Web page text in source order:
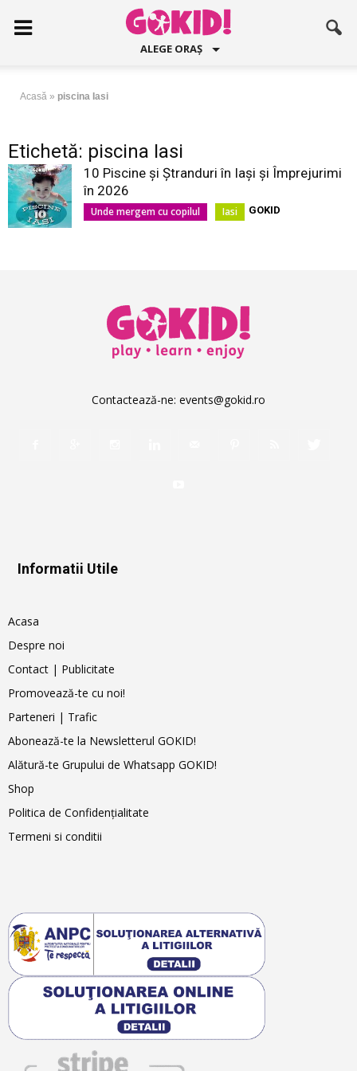
ALEGE ORAȘ
Acasă » piscina Iasi
Etichetă: piscina Iasi
10 Piscine și Ștranduri în Iași și Împrejurimi
în 2026
Unde mergem cu copilul Iasi GOKID
Contactează-ne: events@gokid.ro
Informatii Utile
Acasa
Despre noi
Contact | Publicitate
Promovează-te cu noi!
Parteneri | Trafic
Abonează-te la Newsletterul GOKID!
Alătură-te Grupului de Whatsapp GOKID!
Shop
Politica de Confidențialitate
Termeni si conditii